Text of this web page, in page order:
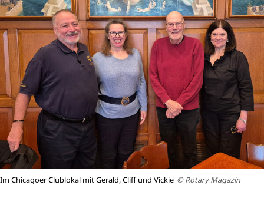
Im Chicagoer Clublokal mit Gerald, Cliff und Vickie © Rotary Magazin